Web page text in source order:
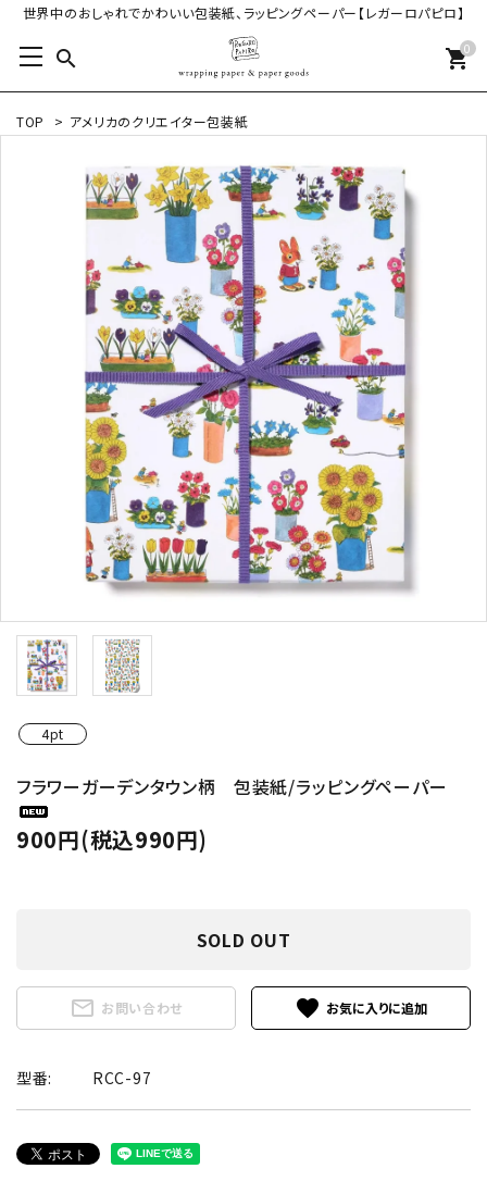
世界中のおしゃれでかわいい包装紙、ラッピングペーパー【レガーロパピロ】
search 0
shopping_cart
TOP > アメリカのクリエイター包装紙
4pt
フラワーガーデンタウン柄 包装紙/ラッピングペーパー
900円(税込990円)
SOLD OUT
mail_outline お問い合わせ favorite
型番: RCC-97